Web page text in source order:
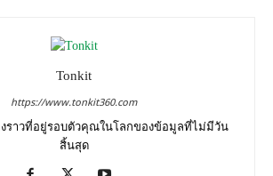
Tonkit
https://www.tonkit360.com
ราวที่อยู่รอบตัวคุณในโลกของข้อมูลที่ไม่มีวัน
สิ้นสุด